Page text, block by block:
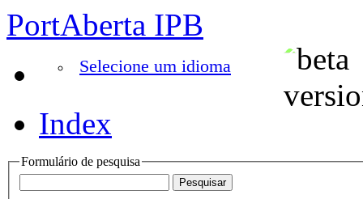
PortAberta IPB
Selecione um idioma
Index
Formulário de pesquisa